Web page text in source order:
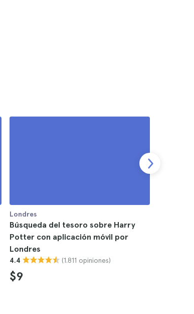
Londres
Búsqueda del tesoro sobre Harry
Potter con aplicación móvil por
Londres
4.4 (1.811 opiniones)
$9